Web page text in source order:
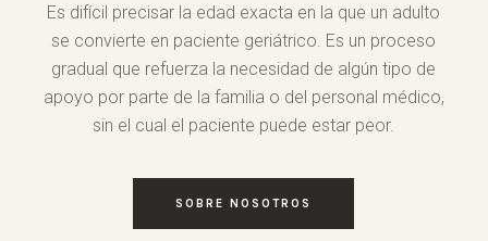
Es difícil precisar la edad exacta en la que un adulto
se convierte en paciente geriátrico. Es un proceso
gradual que refuerza la necesidad de algún tipo de
apoyo por parte de la familia o del personal médico,
sin el cual el paciente puede estar peor.
SOBRE NOSOTROS